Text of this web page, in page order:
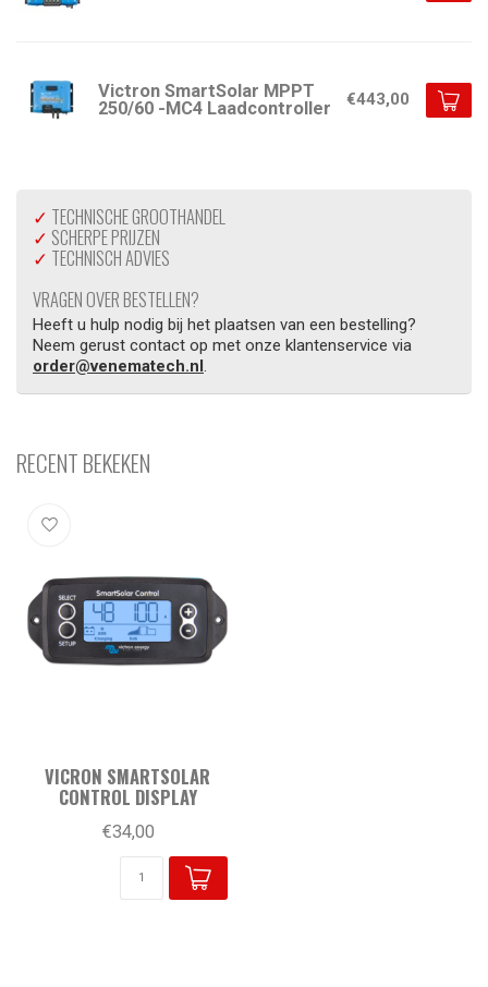
Victron SmartSolar MPPT
250/60 -MC4 Laadcontroller
€443,00
✓ TECHNISCHE GROOTHANDEL
✓ SCHERPE PRIJZEN
✓ TECHNISCH ADVIES
VRAGEN OVER BESTELLEN?
Heeft u hulp nodig bij het plaatsen van een bestelling?
Neem gerust contact op met onze klantenservice via
order@venematech.nl.
RECENT BEKEKEN
VICRON SMARTSOLAR
CONTROL DISPLAY
€34,00